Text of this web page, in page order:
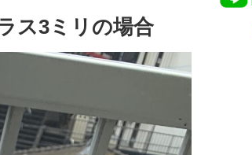
ス3ミリの場合